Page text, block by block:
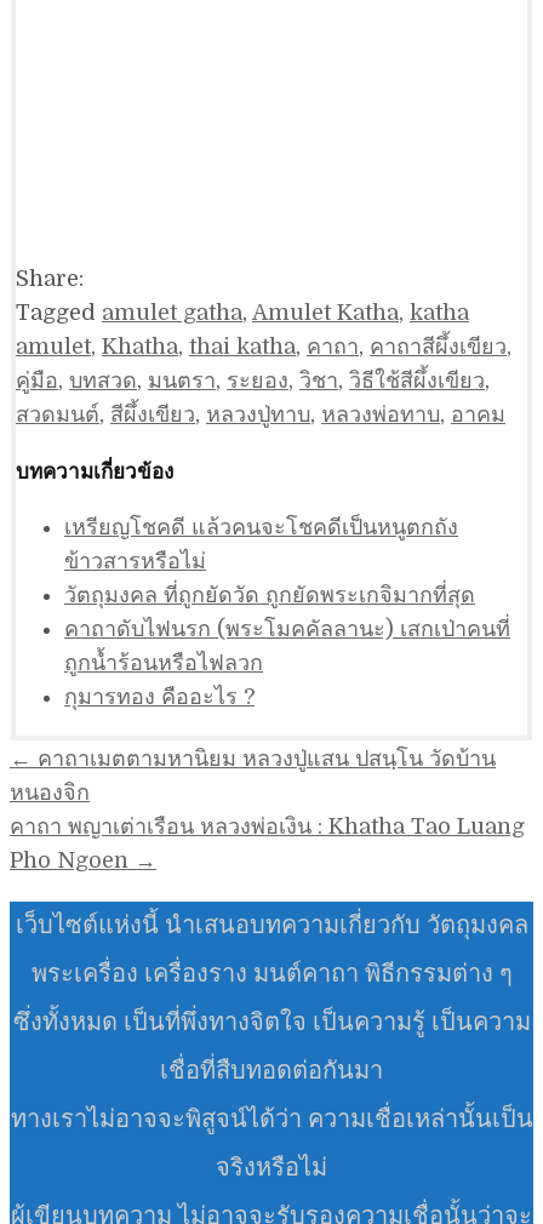
Share:
Tagged amulet gatha, Amulet Katha, katha
amulet, Khatha, thai katha, คาถา, คาถาสีผึ้งเขียว,
คู่มือ, บทสวด, มนตรา, ระยอง, วิชา, วิธีใช้สีผึ้งเขียว,
สวดมนต์, สีผึ้งเขียว, หลวงปู่ทาบ, หลวงพ่อทาบ, อาคม
บทความเกี่ยวข้อง
เหรียญโชคดี แล้วคนจะโชคดีเป็นหนูตกถัง
ข้าวสารหรือไม่
วัตถุมงคล ที่ถูกยัดวัด ถูกยัดพระเกจิมากที่สุด
คาถาดับไฟนรก (พระโมคคัลลานะ) เสกเป่าคนที่
ถูกน้ำร้อนหรือไฟลวก
กุมารทอง คืออะไร ?
แนะแนว
เรื่อง
← คาถาเมตตามหานิยม หลวงปู่แสน ปสนฺโน วัดบ้าน
หนองจิก
คาถา พญาเต่าเรือน หลวงพ่อเงิน : Khatha Tao Luang
Pho Ngoen →
เว็บไซต์แห่งนี้ นำเสนอบทความเกี่ยวกับ วัตถุมงคล
พระเครื่อง เครื่องราง มนต์คาถา พิธีกรรมต่าง ๆ
ซึ่งทั้งหมด เป็นที่พึ่งทางจิตใจ เป็นความรู้ เป็นความ
เชื่อที่สืบทอดต่อกันมา
ทางเราไม่อาจจะพิสูจน์ได้ว่า ความเชื่อเหล่านั้นเป็น
จริงหรือไม่
ผู้เขียนบทความ ไม่อาจจะรับรองความเชื่อนั้นว่าจะ